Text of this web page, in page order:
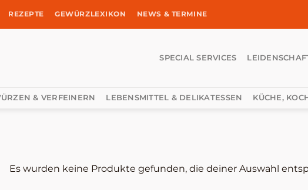
REZEPTE GEWÜRZLEXIKON NEWS & TERMINE
SPECIAL SERVICES
& VERFEINERN LEBENSMITTEL & DELIKATESSEN KÜCHE,
Es wurden keine Produkte gefunden, die deiner Auswahl